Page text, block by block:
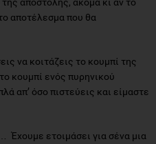
αποτέλεσμα που θα
να κοιτάζεις το κουμπί της
κουμπί ενός πυρηνικού
απ’ όσο πιστεύεις και είμαστε
Έχουμε ετοιμάσει για σένα μια